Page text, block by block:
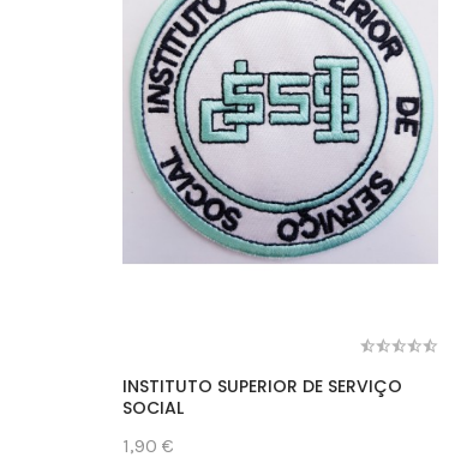
INSTITUTO SUPERIOR DE SERVIÇO
SOCIAL
1,90 €